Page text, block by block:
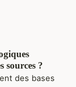
sources ?
des bases